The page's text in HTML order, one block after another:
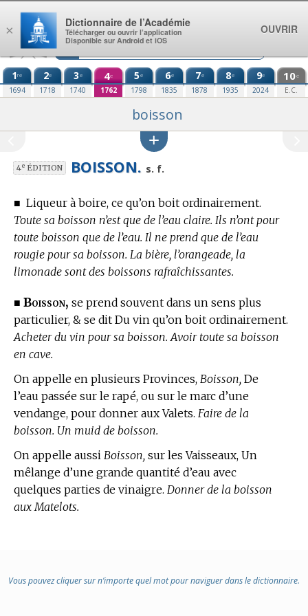
Aller au contenu
1re
1694
2e
1718
3e
1740
4e
1762
5e
1798
6e
1835
7e
1878
8e
1935
9e
2024
10e
E.C.
boisson
4eÉDITION BOISSON. s. f.
■ Liqueur à boire, ce qu’on boit ordinairement.
Toute sa boisson n’est que de l’eau claire. Ils n’ont pour
toute boisson que de l’eau. Il ne prend que de l’eau
rougie pour sa boisson. La bière, l’orangeade, la
limonade sont des boissons rafraîchissantes.
■ Boisson, se prend souvent dans un sens plus
particulier, & se dit Du vin qu’on boit ordinairement.
Acheter du vin pour sa boisson. Avoir toute sa boisson
en cave.
On appelle en plusieurs Provinces, Boisson, De
l’eau passée sur le rapé, ou sur le marc d’une
vendange, pour donner aux Valets. Faire de la
boisson. Un muid de boisson.
On appelle aussi Boisson, sur les Vaisseaux, Un
mêlange d’une grande quantité d’eau avec
quelques parties de vinaigre. Donner de la boisson
aux Matelots.
Vous pouvez cliquer sur n’importe quel mot pour naviguer dans le dictionnaire.
×
Dictionnaire de l’Académie
Télécharger ou ouvrir l’application
Disponible sur Android et iOS
OUVRIR